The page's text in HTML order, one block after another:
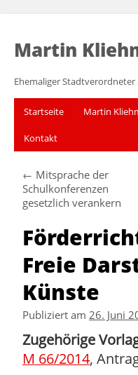
Martin
Ehemaliger Stadtverordneter
Startseite Martin
Kontakt
← Mitsprache der
Schulkonferenzen
gesetzlich verankern
Freie
Künste
Publiziert am 26. Juni
Zugehörige
M 66/2014,